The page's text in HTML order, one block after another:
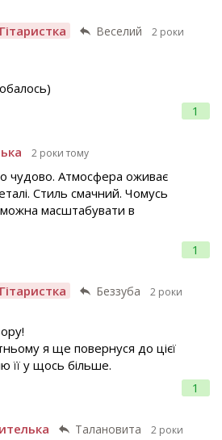
Веселий
2 роки
1
2 роки тому
1
чудово. Атмосфера оживає
Стиль смачний. Чомусь
масштабувати в
Беззуба
2 роки
1
я ще повернуся до цієї
її у щось більше.
Талановита
2 роки